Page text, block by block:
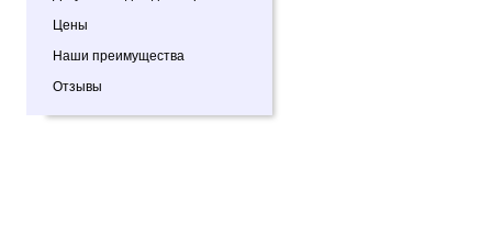
Цены
Наши преимущества
Отзывы